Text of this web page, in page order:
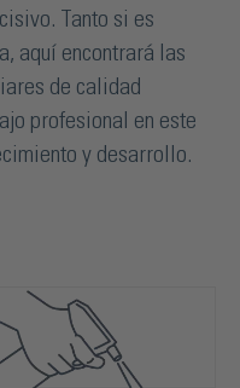
Tanto si es
aquí encontrará las
de calidad
profesional en este
y desarrollo.